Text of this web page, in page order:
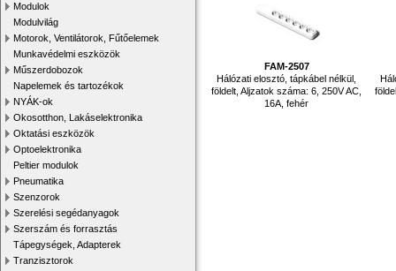
Modulok
Modulvilág
Motorok, Ventilátorok, Fűtőelemek
Munkavédelmi eszközök
Műszerdobozok
Napelemek és tartozékok
NYÁK-ok
Okosotthon, Lakáselektronika
Oktatási eszközök
Optoelektronika
Peltier modulok
Pneumatika
Szenzorok
Szerelési segédanyagok
Szerszám és forrasztás
Tápegységek, Adapterek
Tranzisztorok
FAM-2507
Hálózati elosztó, tápkábel nélkül,
földelt, Aljzatok száma: 6, 250V AC,
16A, fehér